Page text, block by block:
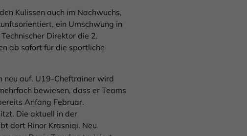
Kulissen auch im Nachwuchs,
ein Umschwung in
Direktor die 2.
ab sofort für die sportliche
neu auf. U19-Cheftrainer wird
bewiesen, dass er Teams
Anfang Februar.
Die aktuell in der
dort Rinor Krasniqi. Neu